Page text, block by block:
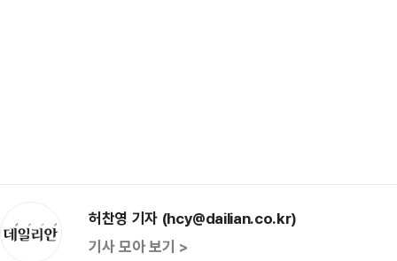
허찬영 기자 (hcy@dailian.co.kr)
기사 모아 보기 >